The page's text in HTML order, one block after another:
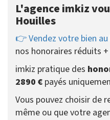
L'agence imkiz
Houilles
👉 Vendez votre bien
nos honoraires réduits
imkiz pratique des
2890 € payés
Vous pouvez choisir de
même ou que votre